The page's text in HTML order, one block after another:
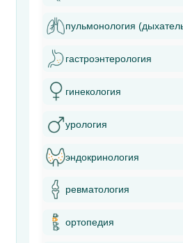
пульмонология
гастроэнтерология
гинекология
урология
эндокринология
ревматология
ортопедия